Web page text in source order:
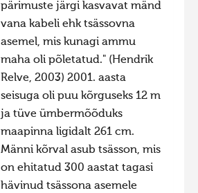
pärimuste järgi kasvavat mänd
vana kabeli ehk tsässovna
asemel, mis kunagi ammu
maha oli põletatud." (Hendrik
Relve, 2003) 2001. aasta
seisuga oli puu kõrguseks 12 m
ja tüve ümbermõõduks
maapinna ligidalt 261 cm.
Männi kõrval asub tsässon, mis
on ehitatud 300 aastat tagasi
hävinud tsässona asemele